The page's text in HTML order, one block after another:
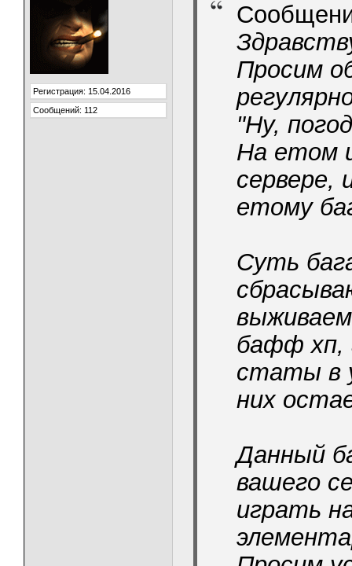
Регистрация: 15.04.2016
Сообщений: 112
Просим
"Ну,
На етом
сервере,
етому
Суть
бафф хп,
статы в
них
Данный
вашего
играть